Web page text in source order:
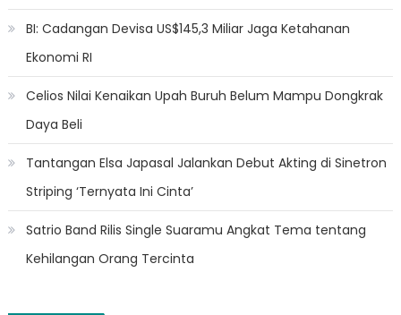
BI: Cadangan Devisa US$145,3 Miliar Jaga Ketahanan
Ekonomi RI
Celios Nilai Kenaikan Upah Buruh Belum Mampu Dongkrak
Daya Beli
Tantangan Elsa Japasal Jalankan Debut Akting di Sinetron
Striping ‘Ternyata Ini Cinta’
Satrio Band Rilis Single Suaramu Angkat Tema tentang
Kehilangan Orang Tercinta